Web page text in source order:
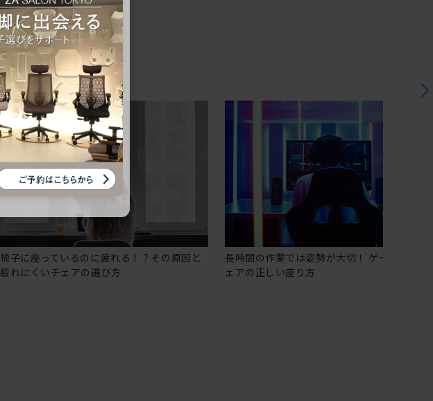
椅子に座っているのに疲れる！？その原因と
疲れにくいチェアの選び方
長時間の作業では姿勢が大切！ ゲーミングチ
ェアの正しい座り方